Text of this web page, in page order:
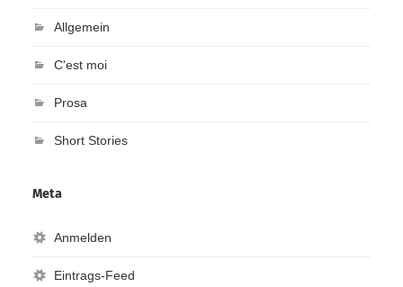
Allgemein
C'est moi
Prosa
Short Stories
Meta
Anmelden
Eintrags-Feed